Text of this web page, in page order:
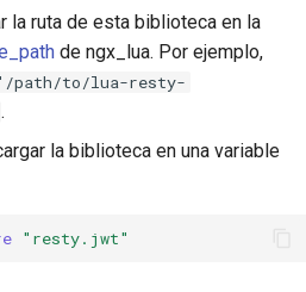
la ruta de esta biblioteca en la
de ngx_lua. Por ejemplo,
"/path/to/lua-resty-
.
la biblioteca en una variable
"resty.jwt"